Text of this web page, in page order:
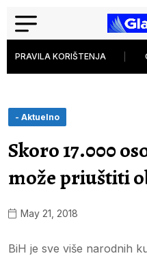
PRAVILA KORIŠTENJA
- Aktuelno
Skoro 17.000
može priuštiti
May 21, 2018
BiH je sve više narodnih